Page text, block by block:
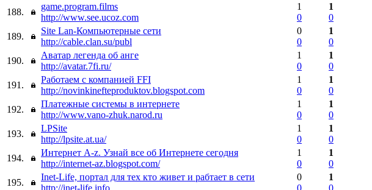
188.
game.program.films
http://www.see.ucoz.com
1
0
1
0
189.
Site Lan-Компьютерные сети
http://cable.clan.su/publ
0
0
1
0
190.
Аватар легенда об анге
http://avatar.7fi.ru/
1
0
1
0
191.
Работаем с компанией FFI
http://novinkinefteproduktov.blogspot.com
1
0
1
0
192.
Платежные системы в интернете
http://www.vano-zhuk.narod.ru
1
0
1
0
193.
LPSite
http://lpsite.at.ua/
1
0
1
0
194.
Интернет A-z. Узнай все об Интернете сегодня
http://internet-az.blogspot.com/
1
0
1
0
195.
Inet-Life, портал для тех кто живет и рабтает в сети
http://inet-life.info
0
0
1
0